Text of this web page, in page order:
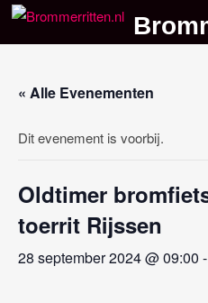
Skip
« Alle Evenementen
Dit evenement is voorbij.
Oldtimer
toerrit Rijssen
28 september 2024 @ 09:00 -